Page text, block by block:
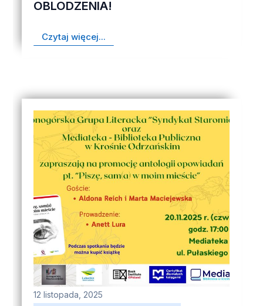
OBLODZENIA!
Czytaj więcej...
12 listopada, 2025